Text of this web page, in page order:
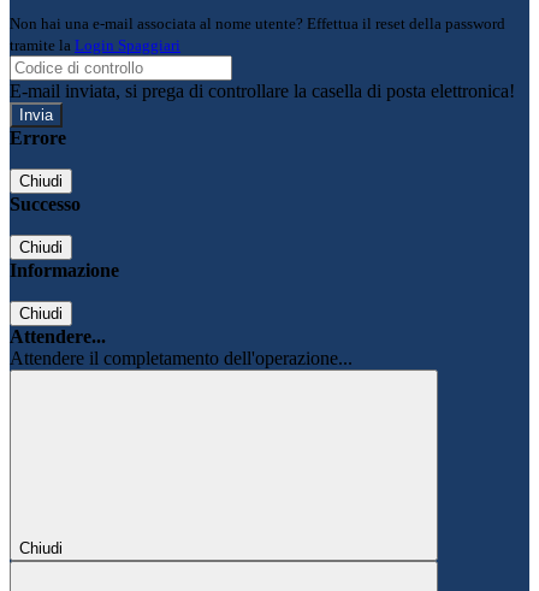
Non hai una e-mail associata al nome utente? Effettua il reset della password
tramite la Login Spaggiari
E-mail inviata, si prega di controllare la casella di posta elettronica!
Errore
Chiudi
Successo
Chiudi
Informazione
Chiudi
Attendere...
Attendere il completamento dell'operazione...
Chiudi